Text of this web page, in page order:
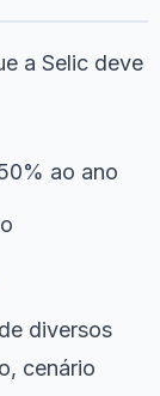
a Selic deve
ao ano
diversos
cenário